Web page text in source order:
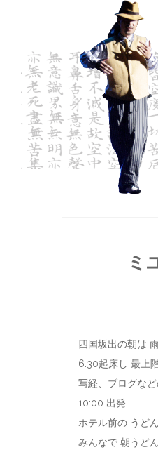
Skip to content
ミ
四国坂出の朝は
6:30起床し 最上
写経、ブログな
10:00 出発
ホテル前の うど
みんなで 朝うどん